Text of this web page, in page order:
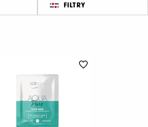
FILTRY